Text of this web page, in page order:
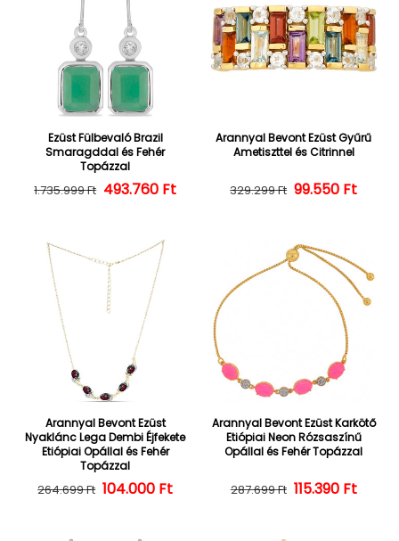
Ezüst Fülbevaló Brazil
Smaragddal és Fehér
Topázzal
Normál ár
1.735.999 Ft Kedvezményes ár
493.760 Ft
Arannyal Bevont Ezüst Gyűrű
Ametiszttel és Citrinnel
Normál ár
329.299 Ft 99.550 Ft
Arannyal Bevont Ezüst
Nyaklánc Lega Dembi Éjfekete
Etiópiai Opállal és Fehér
Topázzal
Normál ár
264.699 Ft Kedvezményes ár
104.000 Ft
Arannyal Bevont Ezüst Karkötő
Etiópiai Neon Rózsaszínű
Opállal és Fehér Topázzal
Normál ár
287.699 Ft 115.390 Ft